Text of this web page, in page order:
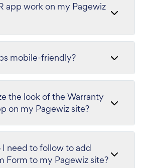
app work on my Pagewiz
mobile-friendly?
the look of the Warranty
on my Pagewiz site?
need to follow to add
Form to my Pagewiz site?